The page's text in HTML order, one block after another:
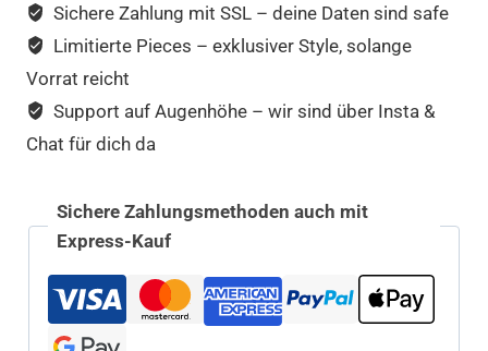
Sichere Zahlung mit SSL – deine Daten sind safe
Limitierte Pieces – exklusiver Style, solange
Vorrat reicht
Support auf Augenhöhe – wir sind über Insta &
Chat für dich da
Sichere Zahlungsmethoden auch mit
Express-Kauf